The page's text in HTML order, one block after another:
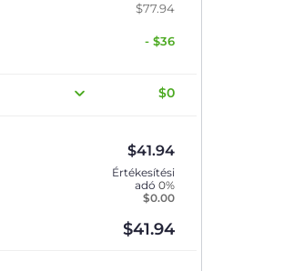
$77.94
- $36
$0
$41.94
Értékesítési
adó 0%
$0.00
$41.94